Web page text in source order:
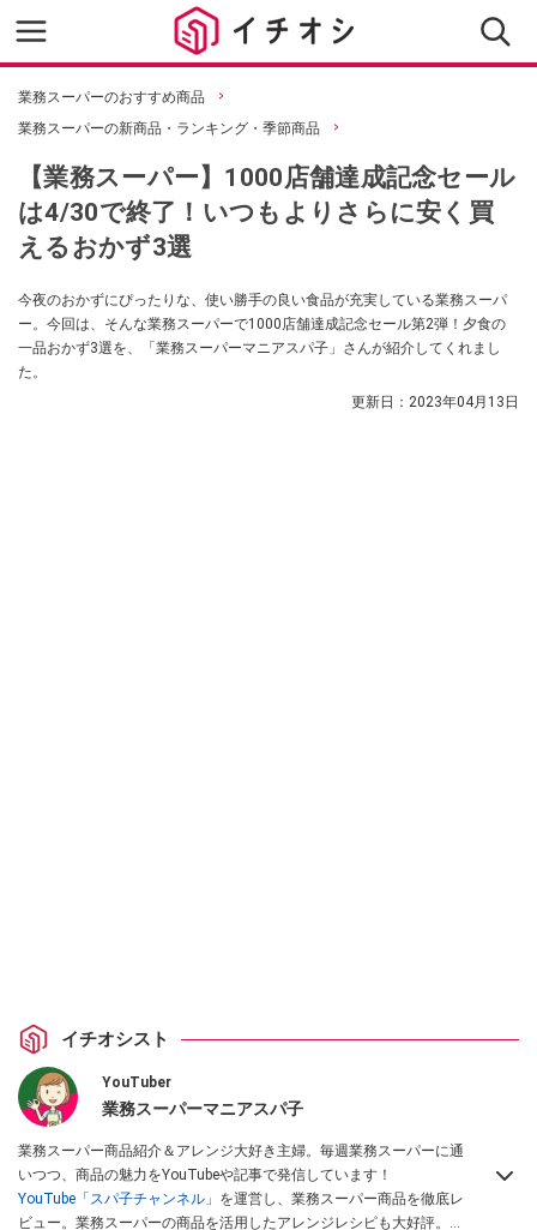
業務スーパーのおすすめ商品
業務スーパーの新商品・ランキング・季節商品
【業務スーパー】1000店舗達成記念セール
は4/30で終了！いつもよりさらに安く買
えるおかず3選
今夜のおかずにぴったりな、使い勝手の良い食品が充実している業務スーパ
ー。今回は、そんな業務スーパーで1000店舗達成記念セール第2弾！夕食の
一品おかず3選を、「業務スーパーマニアスパ子」さんが紹介してくれまし
た。
更新日： 2023年04月13日
イチオシスト
YouTuber
業務スーパーマニアスパ子
業務スーパー商品紹介＆アレンジ大好き主婦。毎週業務スーパーに通
いつつ、商品の魅力をYouTubeや記事で発信しています！
YouTube「スパ子チャンネル」 を運営し、業務スーパー商品を徹底レ
ビュー。業務スーパーの商品を活用したアレンジレシピも大好評。時